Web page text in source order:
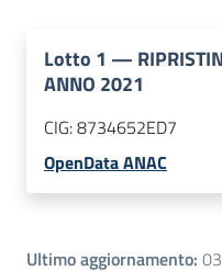
Lotto 1 —
ANNO 2021
CIG:8734652ED7
OpenData ANAC
Ultimo aggiornamento: